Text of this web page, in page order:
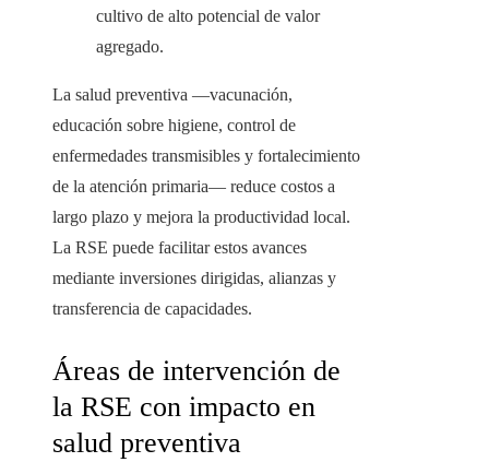
cultivo de alto potencial de valor
agregado.
La salud preventiva —vacunación,
educación sobre higiene, control de
enfermedades transmisibles y fortalecimiento
de la atención primaria— reduce costos a
largo plazo y mejora la productividad local.
La RSE puede facilitar estos avances
mediante inversiones dirigidas, alianzas y
transferencia de capacidades.
Áreas de intervención de
la RSE con impacto en
salud preventiva